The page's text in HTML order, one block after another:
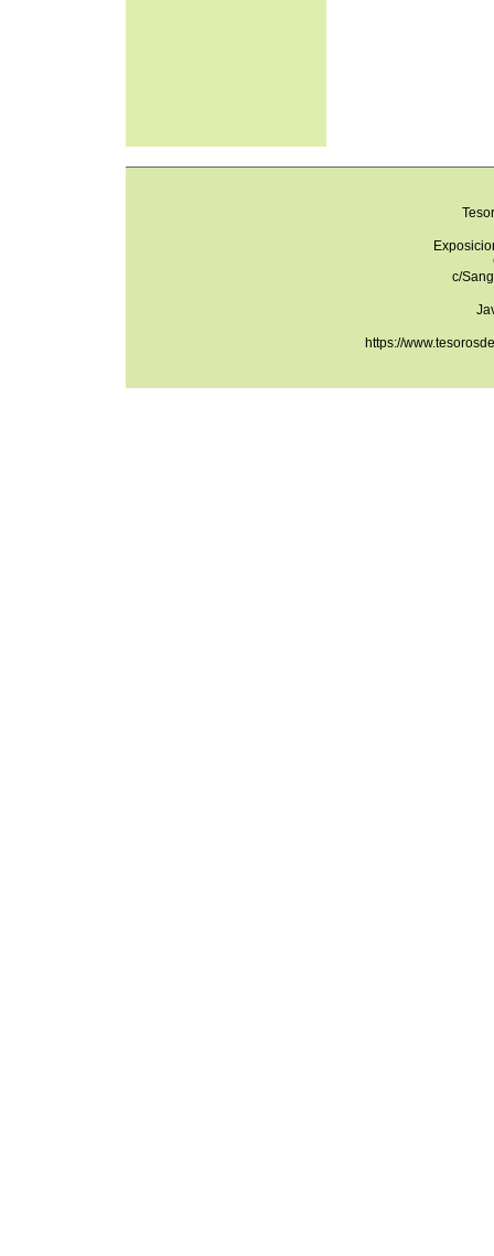
c/
https://